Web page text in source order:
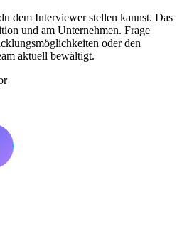
dem Interviewer stellen kannst. Das
und am Unternehmen. Frage
oder den
aktuell bewältigt.